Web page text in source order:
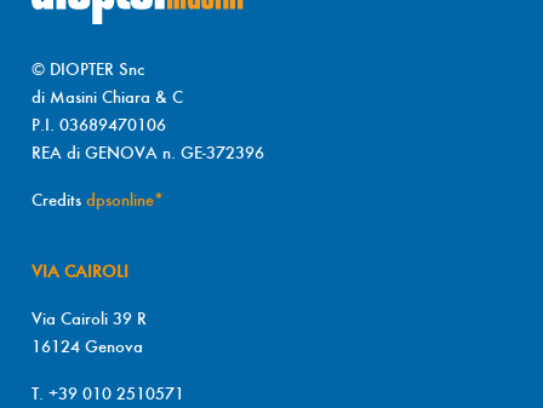
© DIOPTER Snc
di Masini Chiara & C
P.I. 03689470106
REA di GENOVA n. GE-372396
Credits dpsonline*
VIA CAIROLI
Via Cairoli 39 R
16124 Genova
T. +39 010 2510571